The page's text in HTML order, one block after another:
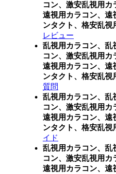
コン、激安乱視用カ
遠視用カラコン、遠
ンタクト、格安乱視
レビュー
乱視用カラコン、乱
コン、激安乱視用カ
遠視用カラコン、遠
ンタクト、格安乱視
質問
乱視用カラコン、乱
コン、激安乱視用カ
遠視用カラコン、遠
ンタクト、格安乱視
イド
乱視用カラコン、乱
コン、激安乱視用カ
遠視用カラコン、遠